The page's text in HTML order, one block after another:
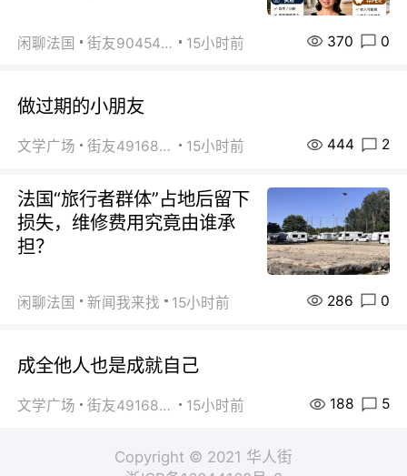
闲聊法国 街友90454511 15小时前 370 0
做过期的小朋友
文学广场 街友49168527 15小时前 444 2
法国“旅行者群体”占地后留下
损失，维修费用究竟由谁承
担？
闲聊法国 新闻我来找 15小时前 286 0
成全他人也是成就自己
文学广场 街友49168527 15小时前 188 5
Copyright © 2021 华人街